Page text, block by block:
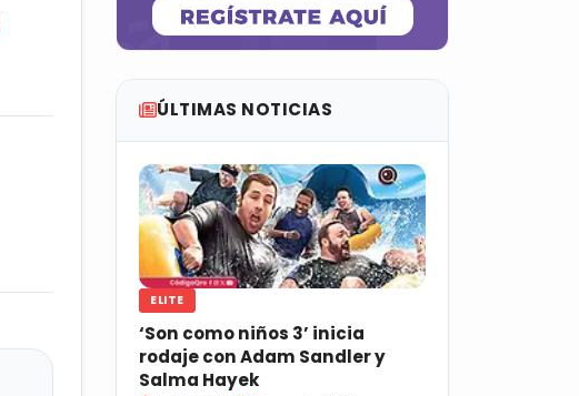
ÚLTIMAS NOTICIAS
ELITE
‘Son como niños 3’ inicia
rodaje con Adam Sandler y
Salma Hayek